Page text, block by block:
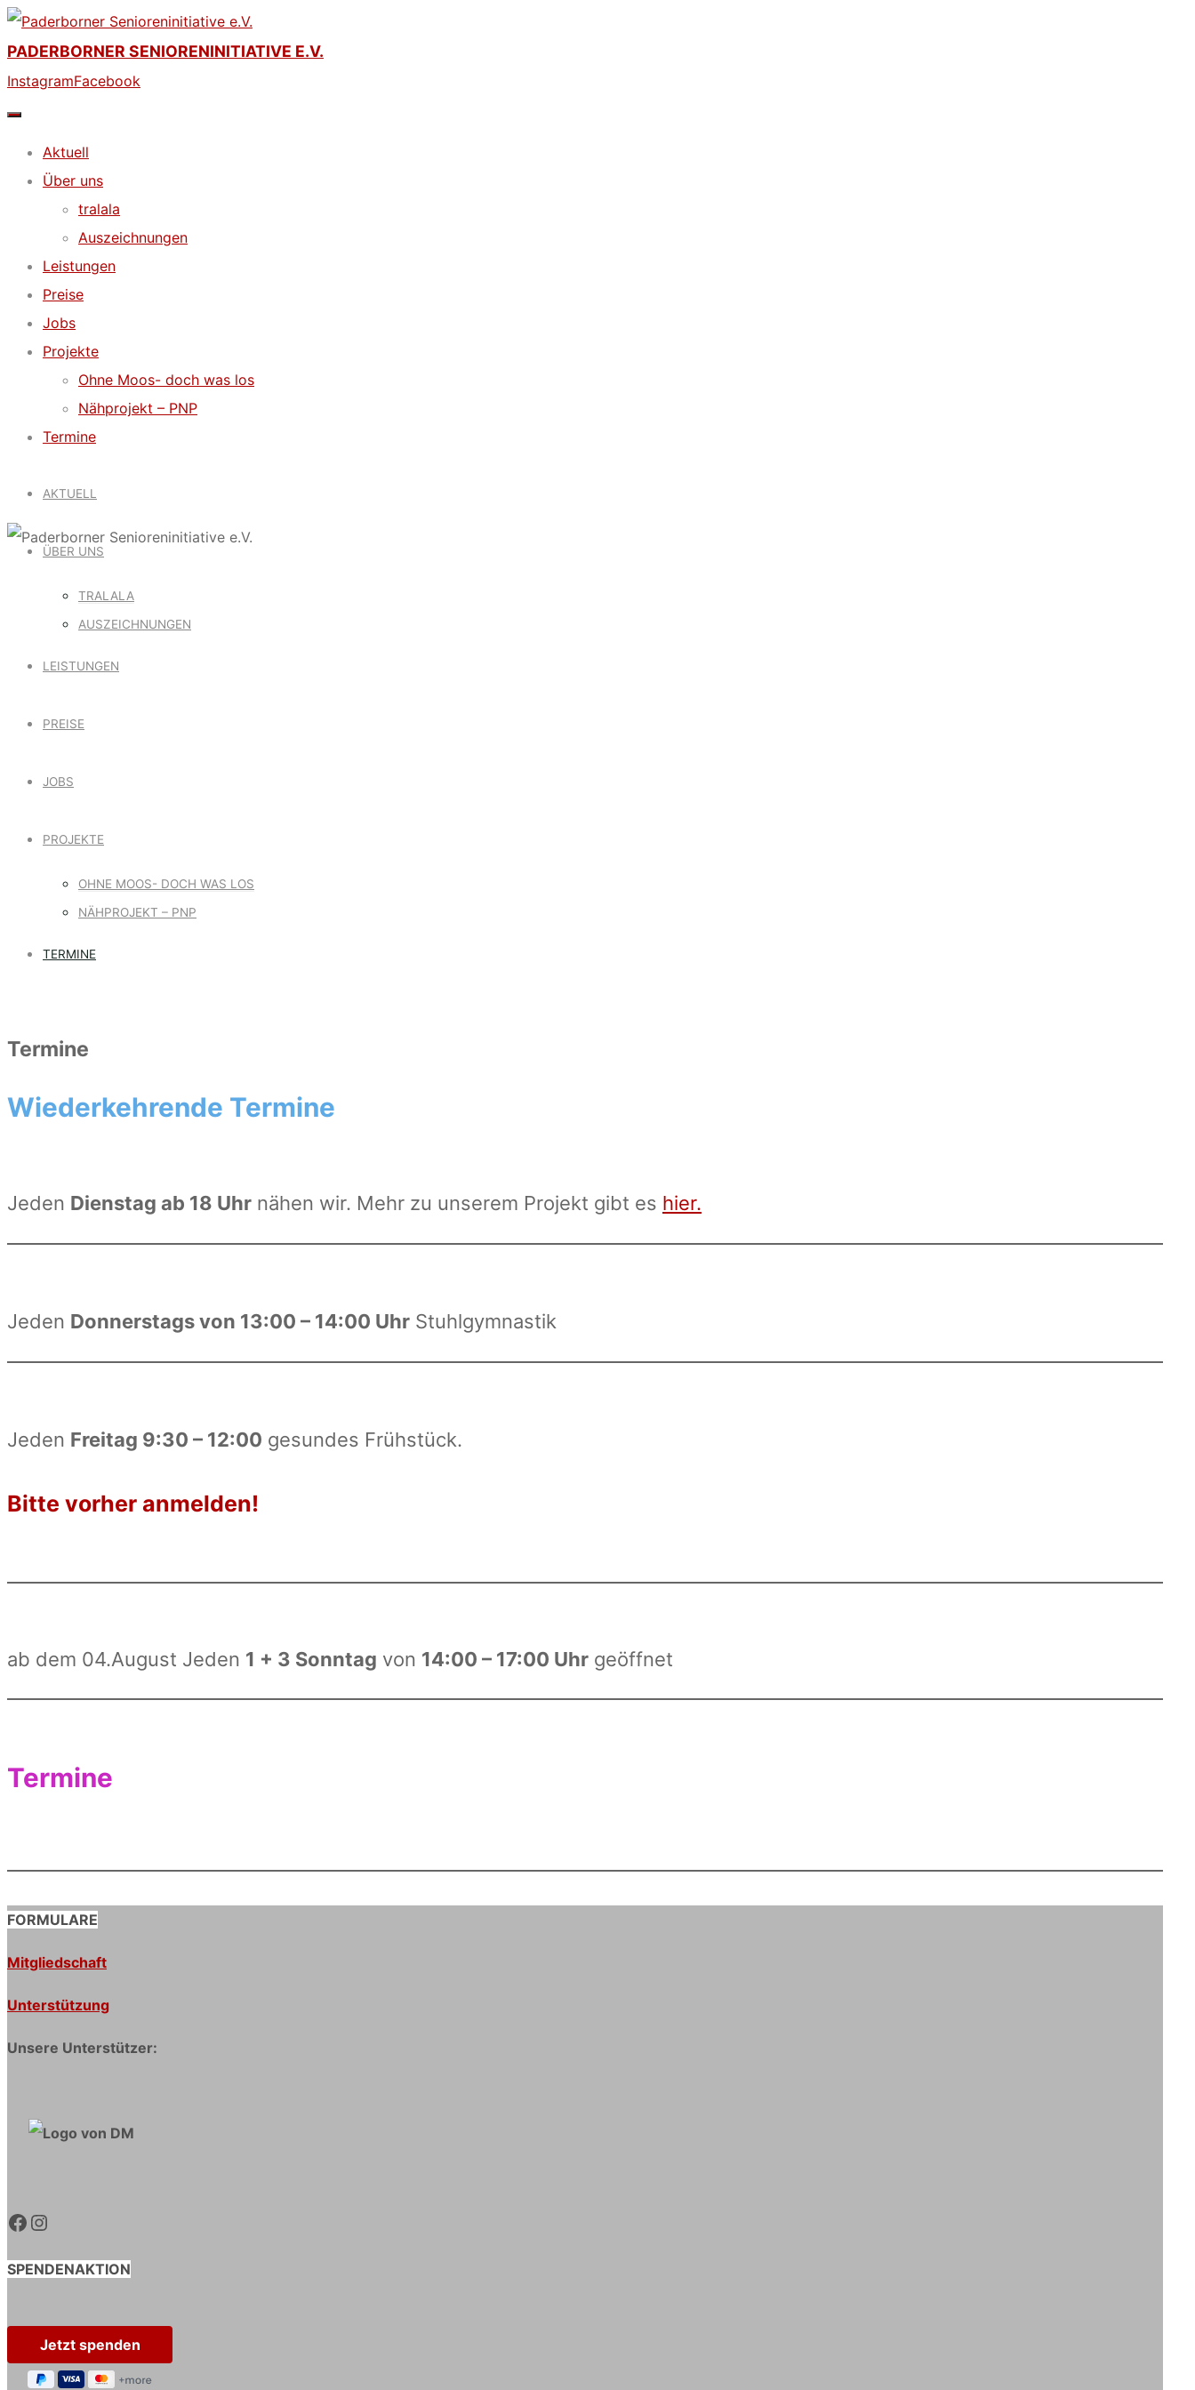
Skip
to
content
PADERBORNER SENIORENINITIATIVE E.V.
InstagramFacebook
Aktuell
Über uns
tralala
Auszeichnungen
Leistungen
Preise
Jobs
Projekte
Ohne Moos- doch was los
Nähprojekt – PNP
Termine
AKTUELL
ÜBER UNS
TRALALA
AUSZEICHNUNGEN
LEISTUNGEN
PREISE
JOBS
PROJEKTE
OHNE MOOS- DOCH WAS LOS
NÄHPROJEKT – PNP
TERMINE
Termine
Wiederkehrende Termine
Jeden Dienstag ab 18 Uhr nähen wir. Mehr zu unserem Projekt gibt es hier.
Jeden Donnerstags von 13:00 – 14:00 Uhr Stuhlgymnastik
Jeden Freitag 9:30 – 12:00 gesundes Frühstück.
Bitte vorher anmelden!
ab dem 04.August Jeden 1 + 3 Sonntag von 14:00 – 17:00 Uhr geöffnet
Termine
FORMULARE
Mitgliedschaft
Unterstützung
Unsere Unterstützer:
Facebook
Instagram
SPENDENAKTION